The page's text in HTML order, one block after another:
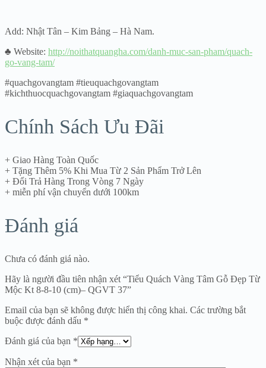
Add: Nhật Tân – Kim Bảng – Hà Nam.
♣ Website: http://noithatquangha.com/danh-muc-san-pham/quach-
go-vang-tam/
#quachgovangtam #tieuquachgovangtam
#kichthuocquachgovangtam #giaquachgovangtam
Chính Sách Ưu Đãi
+ Giao Hàng Toàn Quốc
+ Tặng Thêm 5% Khi Mua Từ 2 Sản Phẩm Trở Lên
+ Đổi Trả Hàng Trong Vòng 7 Ngày
+ miễn phí vận chuyển dưới 100km
Đánh giá
Chưa có đánh giá nào.
Hãy là người đầu tiên nhận xét “Tiểu Quách Vàng Tâm Gỗ Đẹp Từ
Mộc Kt 8-8-10 (cm)– QGVT 37”
Email của bạn sẽ không được hiển thị công khai. Các trường bắt
buộc được đánh dấu *
Đánh giá của bạn *
Nhận xét của bạn *